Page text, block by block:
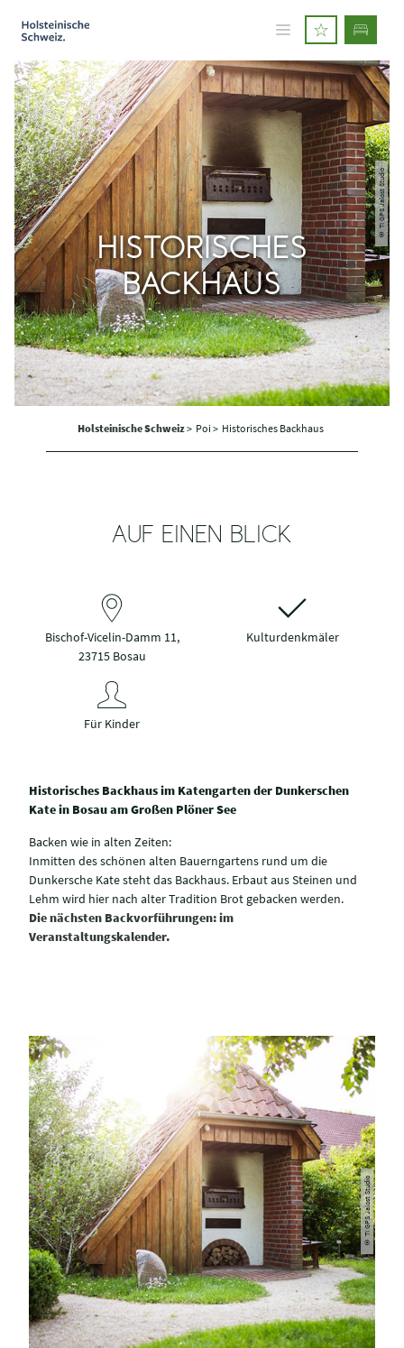
© TI GPS Jalost Studio
HISTORISCHES
BACKHAUS
Holsteinische Schweiz> Poi > Historisches Backhaus
AUF EINEN BLICK
Bischof-Vicelin-Damm 11,
23715 Bosau
Kulturdenkmäler
Für Kinder
Historisches Backhaus im Katengarten der Dunkerschen
Kate in Bosau am Großen Plöner See
Backen wie in alten Zeiten:
Inmitten des schönen alten Bauerngartens rund um die
Dunkersche Kate steht das Backhaus. Erbaut aus Steinen und
Lehm wird hier nach alter Tradition Brot gebacken werden.
Die nächsten Backvorführungen: im
Veranstaltungskalender.
© TI GPS Jalost Studio